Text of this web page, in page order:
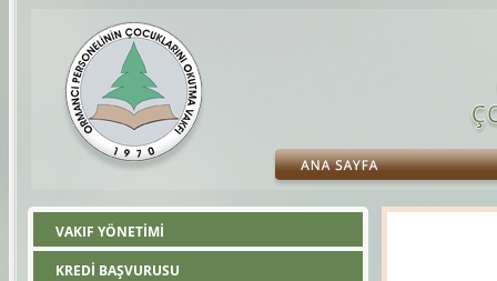
VAKIF YÖNETİMİ
KREDİ BAŞVURUSU